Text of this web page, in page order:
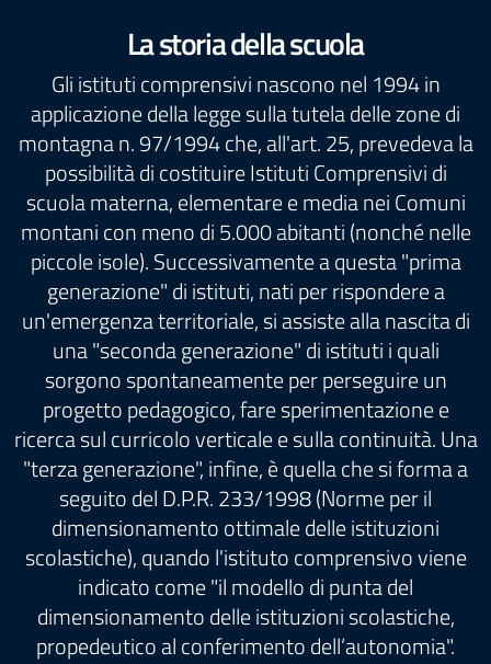
La storia della scuola
Gli istituti comprensivi nascono nel 1994 in
applicazione della legge sulla tutela delle zone di
montagna n. 97/1994 che, all'art. 25, prevedeva la
possibilità di costituire Istituti Comprensivi di
scuola materna, elementare e media nei Comuni
montani con meno di 5.000 abitanti (nonché nelle
piccole isole). Successivamente a questa "prima
generazione" di istituti, nati per rispondere a
un'emergenza territoriale, si assiste alla nascita di
una "seconda generazione" di istituti i quali
sorgono spontaneamente per perseguire un
progetto pedagogico, fare sperimentazione e
ricerca sul curricolo verticale e sulla continuità. Una
"terza generazione", infine, è quella che si forma a
seguito del D.P.R. 233/1998 (Norme per il
dimensionamento ottimale delle istituzioni
scolastiche), quando l'istituto comprensivo viene
indicato come "il modello di punta del
dimensionamento delle istituzioni scolastiche,
propedeutico al conferimento dell’autonomia".